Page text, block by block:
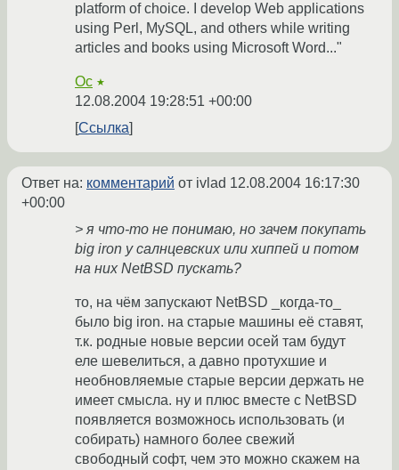
platform of choice. I develop Web applications
using Perl, MySQL, and others while writing
articles and books using Microsoft Word..."
Oc ★
12.08.2004 19:28:51 +00:00
Ссылка
Ответ на: комментарий от ivlad 12.08.2004 16:17:30
+00:00
> я что-то не понимаю, но зачем покупать
big iron у салнцевских или хиппей и потом
на них NetBSD пускать?
то, на чём запускают NetBSD _когда-то_
было big iron. на старые машины её ставят,
т.к. родные новые версии осей там будут
еле шевелиться, а давно протухшие и
необновляемые старые версии держать не
имеет смысла. ну и плюс вместе с NetBSD
появляется возможнось использовать (и
собирать) намного более свежий
свободный софт, чем это можно скажем на